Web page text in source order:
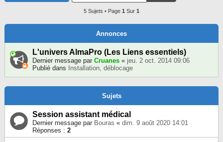
5 Sujets • Page 1 Sur 1
Annonces
L'univers AlmaPro (Les Liens essentiels)
Dernier message par Cruanes « jeu. 2 oct. 2014 09:06
Publié dans
Installation, déblocage
Sujets
Session assistant médical
Dernier message par Bouras « dim. 9 août 2020 14:01
Réponses : 2